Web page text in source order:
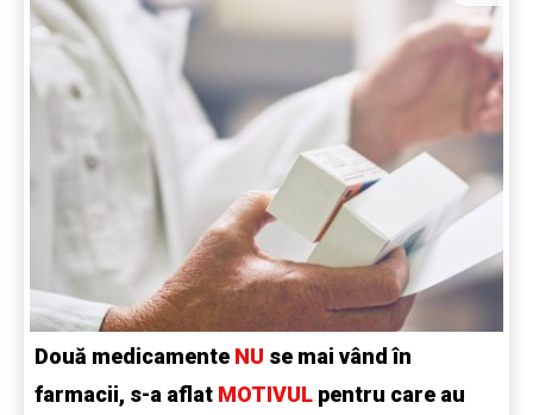
Două medicamente NU se mai vând în
farmacii, s-a aflat MOTIVUL pentru care au